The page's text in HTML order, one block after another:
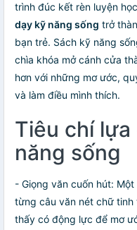
trình đúc kết rèn luyện
dạy kỹ năng sống trở
bạn trẻ. Sách kỹ năng
chìa khóa mở cánh cửa
hơn với những mơ ước,
và làm điều mình thích.
Tiêu chí
năng sống
- Giọng văn cuốn hút:
từng câu văn nét chữ tinh
thấy có động lực để mơ